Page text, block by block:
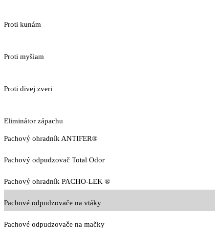
Proti kunám
Proti myšiam
Proti divej zveri
Eliminátor zápachu
Pachový ohradník ANTIFER®
Pachový odpudzovač Total Odor
Pachový ohradník PACHO-LEK ®
Pachové odpudzovače na vtáky
Pachové odpudzovače na mačky